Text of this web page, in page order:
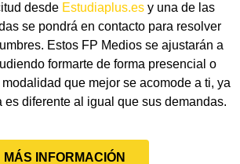
desde Estudiaplus.esy una de las
se pondrá en contacto para resolver
Estos FP Medios se ajustarán a
formarte de forma presencial o
que mejor se acomode a ti, ya
es diferente al igual que sus demandas.
MÁS INFORMACIÓN